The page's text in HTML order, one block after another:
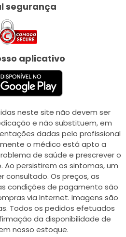
segurança
aplicativo
neste site não devem ser
e não substituem, em
dadas pelo profissional
o médico está apto a
de saúde e prescrever o
persistirem os sintomas, um
consultado. Os preços, as
condições de pagamento são
via Internet. Imagens são
Todos os pedidos efetuados
da disponibilidade de
nosso estoque.